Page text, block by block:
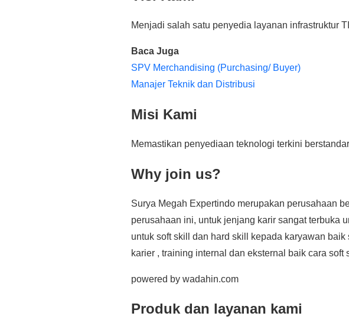
Menjadi salah satu penyedia layanan infrastruktur
Baca Juga
SPV Merchandising (Purchasing/ Buyer)
Manajer Teknik dan Distribusi
Misi Kami
Memastikan penyediaan teknologi terkini
Why join us?
Surya Megah Expertindo merupakan perusahaan
perusahaan ini, untuk jenjang karir sangat terbuka
untuk soft skill dan hard skill kepada karyawan
karier , training internal dan eksternal baik cara
powered by wadahin.com
Produk dan layanan kami